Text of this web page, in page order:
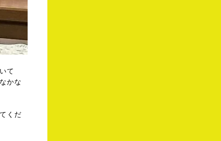
て
かな
くだ